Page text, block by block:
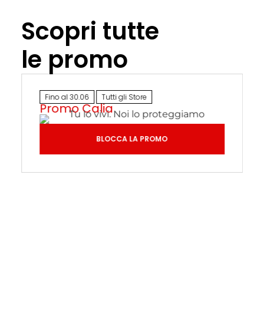
Scopri tutte
le promo
Fino al 30.06 Tutti gli Store
Promo Calia
BLOCCA LA PROMO